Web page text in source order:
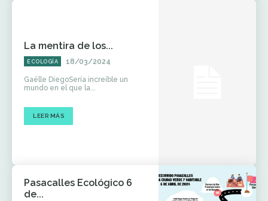
La mentira de los...
ECOLOGÍA 18/03/2024
Gaëlle DiegoSería increíble un
mundo en el que la...
LEER MÁS
Pasacalles Ecológico 6
de...